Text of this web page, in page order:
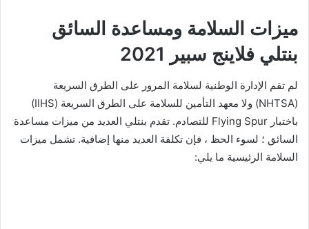
ميزات السلامة ومساعدة السائق
بنتلي فلاينج سبير 2021
لم تقم الإدارة الوطنية لسلامة المرور على الطرق السريعة
(NHTSA) ولا معهد التأمين للسلامة على الطرق السريعة (IIHS)
باختبار Flying Spur للتصادم. تقدم بنتلي العديد من ميزات مساعدة
السائق ؛ لسوء الحظ ، فإن تكلفة العديد منها إضافية. تشمل ميزات
السلامة الرئيسية ما يلي: